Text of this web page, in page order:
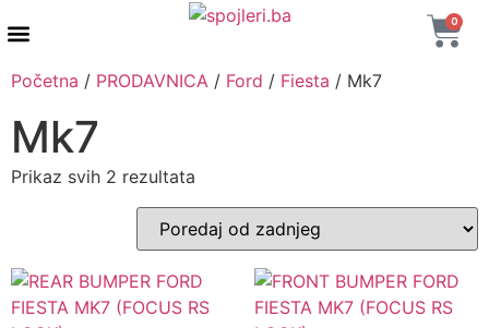
0
Početna / PRODAVNICA / Ford / Fiesta / Mk7
Mk7
Prikaz svih 2 rezultata